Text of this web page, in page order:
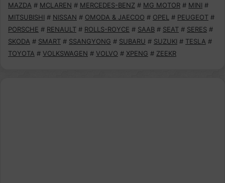
MAZDA # MCLAREN # MERCEDES-BENZ # MG MOTOR # MINI #
MITSUBISHI # NISSAN # OMODA & JAECOO # OPEL # PEUGEOT #
PORSCHE # RENAULT # ROLLS-ROYCE # SAAB # SEAT # SERES #
SKODA # SMART # SSANGYONG # SUBARU # SUZUKI # TESLA #
TOYOTA # VOLKSWAGEN # VOLVO # XPENG # ZEEKR